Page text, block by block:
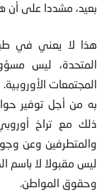
بعيد، مشددا على أن
هذا لا يعني في
المتحدة، ليس
المجتمعات
به من أجل توفير
ذلك مع تراخ
والمتطرفين وعن
ليس مقبولا لا باسم
وحقوق المواطن.